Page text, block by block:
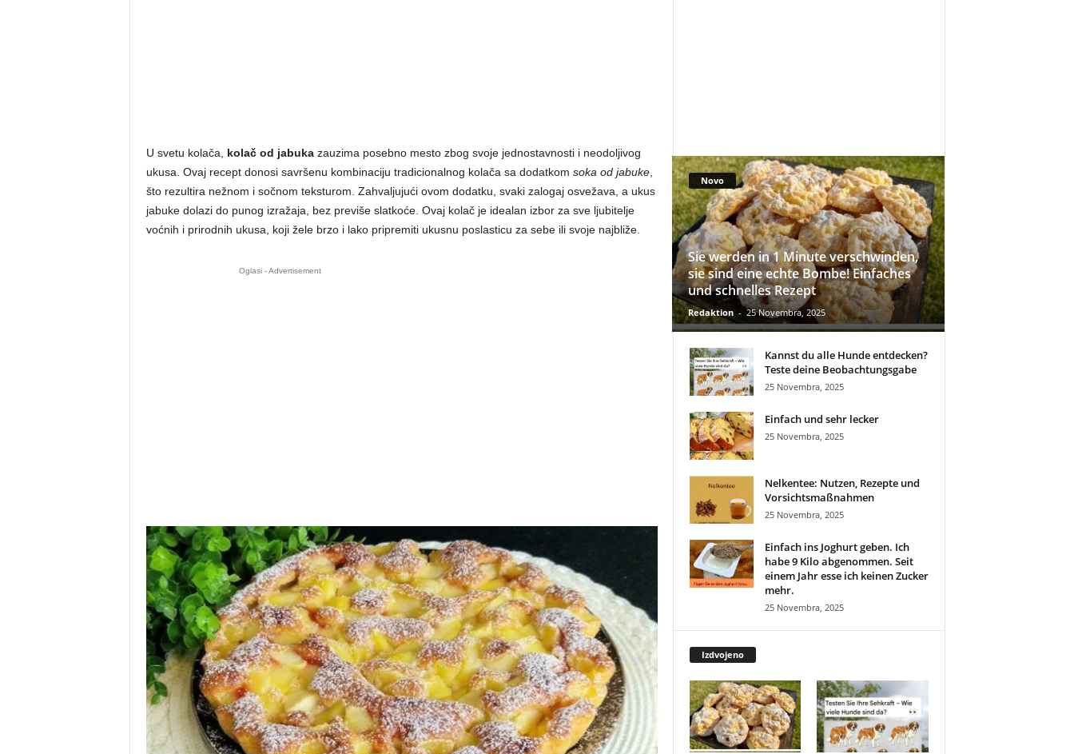
U svetu kolača, kolač od jabukazauzima posebno mesto zbog svoje jednostavnosti i neodoljivog
ukusa. Ovaj recept donosi savršenu kombinaciju tradicionalnog kolača sa dodatkom soka od jabuke,
što rezultira nežnom i sočnom teksturom. Zahvaljujući ovom dodatku, svaki zalogaj osvežava, a ukus
jabuke dolazi do punog izražaja, bez previše slatkoće. Ovaj kolač je idealan izbor za sve ljubitelje
voćnih i prirodnih ukusa, koji žele brzo i lako pripremiti ukusnu poslasticu za sebe ili svoje najbliže.
Oglasi - Advertisement
Novo
Sie werden in 1 Minute verschwinden,
sie sind eine echte Bombe! Einfaches
und schnelles Rezept
Redaktion - 25 Novembra, 2025
Kannst du alle Hunde entdecken?
Teste deine Beobachtungsgabe
25 Novembra, 2025
Einfach und sehr lecker
25 Novembra, 2025
Nelkentee: Nutzen, Rezepte und
Vorsichtsmaßnahmen
25 Novembra, 2025
Einfach ins Joghurt geben. Ich
habe 9 Kilo abgenommen. Seit
einem Jahr esse ich keinen Zucker
mehr.
25 Novembra, 2025
Izdvojeno